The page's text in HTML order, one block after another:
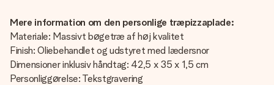
Mere information om den personlige træpizzaplade:
Materiale: Massivt bøgetræ af høj kvalitet
Finish: Oliebehandlet og udstyret med lædersnor
Dimensioner inklusiv håndtag: 42,5 x 35 x 1,5 cm
Personliggørelse: Tekstgravering